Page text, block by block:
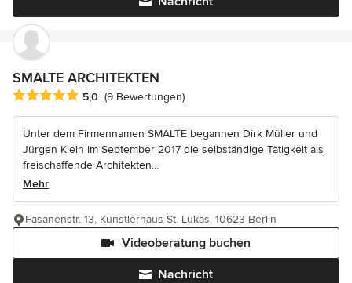
SMALTE ARCHITEKTEN
Durchschnittliche Bewertung: 5 von 5 Sternen
5,0 (9 Bewertungen)
Unter dem Firmennamen SMALTE begannen Dirk Müller und
Jürgen Klein im September 2017 die selbständige Tätigkeit als
freischaffende Architekten...
Mehr
Nachricht
Videoberatung buchen
Fasanenstr. 13, Künstlerhaus St. Lukas, 10623 Berlin